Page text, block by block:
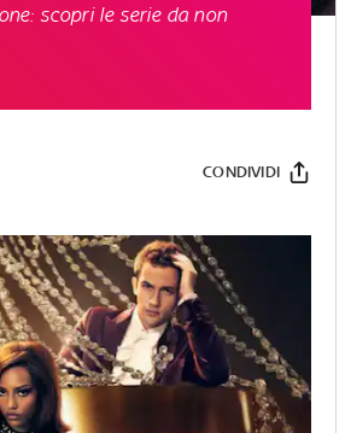
scopri le serie da non
CONDIVIDI